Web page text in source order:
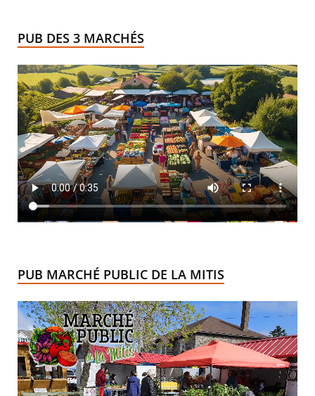
PUB DES 3 MARCHÉS
PUB MARCHÉ PUBLIC DE LA MITIS